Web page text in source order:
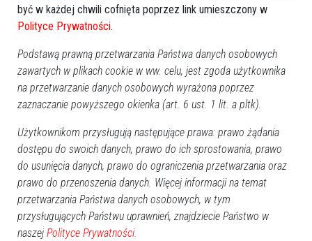
10
11 12 13 14 15
16
17
18 19
24
25 26 27 28 29
30
31
1 2 3 4 5 6
Dzisiaj:
Imprezy, Bale, Dancingi
20:00
Zabawa odpustowa w Brodowych Łąkach
Wydarzenia
Dionizje 2026
Rajd rowerowy pamięci marynarzy i ułanów
Turniej charytatywny "Gramy dla Neli"
Piknik rodzinny w Wachu
być w każdej chwili cofnięta poprzez link umieszczony w
Polityce Prywatności.
Podstawą prawną przetwarzania Państwa danych osobowych
zawartych w plikach cookie w ww. celu, jest zgoda użytkownika
na przetwarzanie danych osobowych wyrażona poprzez
zaznaczanie powyższego okienka (art. 6 ust. 1 lit. a pltk).
Użytkownikom przysługują następujące prawa: prawo żądania
dostępu do swoich danych, prawo do ich sprostowania, prawo
do usunięcia danych, prawo do ograniczenia przetwarzania oraz
prawo do przenoszenia danych. Więcej informacji na temat
przetwarzania Państwa danych osobowych, w tym
przysługujących Państwu uprawnień, znajdziecie Państwo w
naszej Polityce Prywatności.